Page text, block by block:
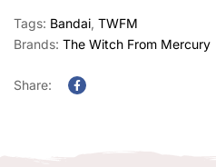
Tags: Bandai, TWFM
Brands: The Witch From Mercury
Share: